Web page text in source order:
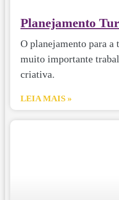
Planejamento
O planejamento para a
muito importante
criativa.
LEIA MAIS »